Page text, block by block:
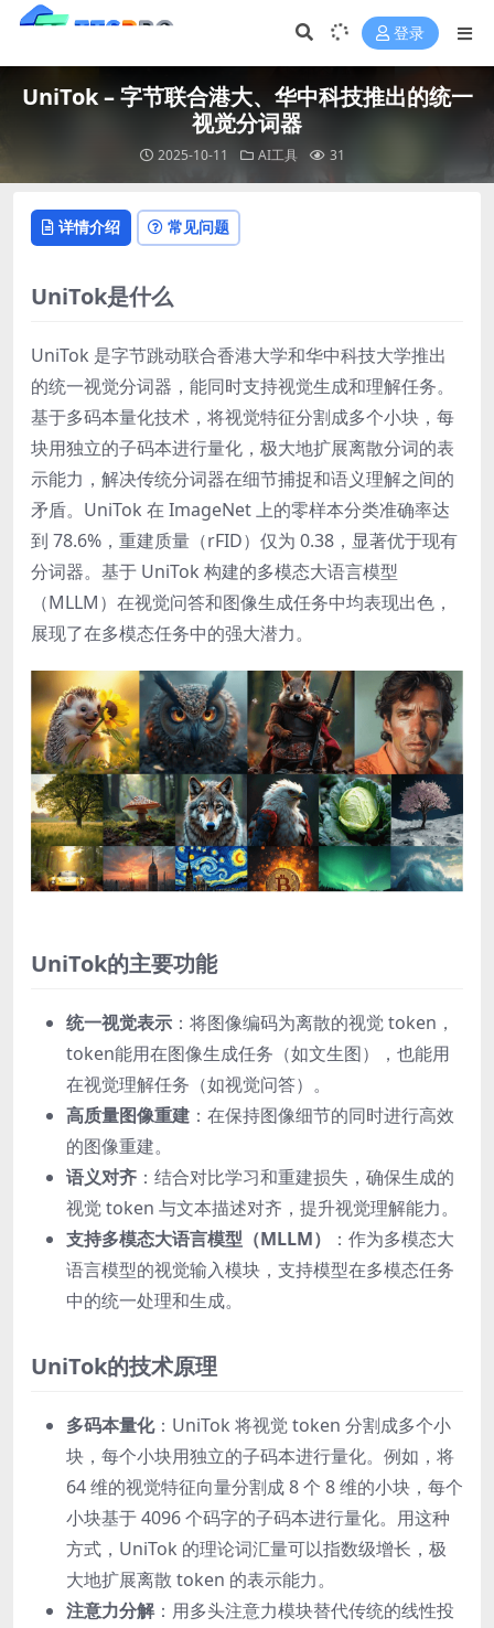
登录
UniTok – 字节联合港大、华中科技推出的统一
视觉分词器
2025-10-11 AI工具 31
详情介绍 常见问题
UniTok是什么
UniTok 是字节跳动联合香港大学和华中科技大学推出
的统一视觉分词器，能同时支持视觉生成和理解任务。
基于多码本量化技术，将视觉特征分割成多个小块，每
块用独立的子码本进行量化，极大地扩展离散分词的表
示能力，解决传统分词器在细节捕捉和语义理解之间的
矛盾。UniTok 在 ImageNet 上的零样本分类准确率达
到 78.6%，重建质量（rFID）仅为 0.38，显著优于现有
分词器。基于 UniTok 构建的多模态大语言模型
（MLLM）在视觉问答和图像生成任务中均表现出色，
展现了在多模态任务中的强大潜力。
UniTok的主要功能
统一视觉表示 ：将图像编码为离散的视觉 token，
token能用在图像生成任务（如文生图），也能用
在视觉理解任务（如视觉问答）。
高质量图像重建 ：在保持图像细节的同时进行高效
的图像重建。
语义对齐 ：结合对比学习和重建损失，确保生成的
视觉 token 与文本描述对齐，提升视觉理解能力。
支持多模态大语言模型（MLLM）
：作为多模态大
语言模型的视觉输入模块，支持模型在多模态任务
中的统一处理和生成。
UniTok的技术原理
多码本量化：UniTok 将视觉 token 分割成多个小
块，每个小块用独立的子码本进行量化。例如，将
64 维的视觉特征向量分割成 8 个 8 维的小块，每个
小块基于 4096 个码字的子码本进行量化。用这种
方式，UniTok 的理论词汇量可以指数级增长，极
大地扩展离散 token 的表示能力。
注意力分解：用多头注意力模块替代传统的线性投